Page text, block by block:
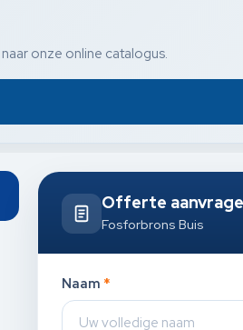
onze online catalogus.
Offerte
Fosforbrons Buis
Naam *